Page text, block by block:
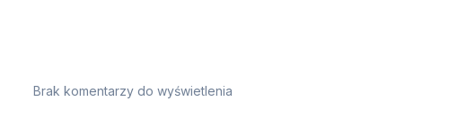
Brak komentarzy do wyświetlenia